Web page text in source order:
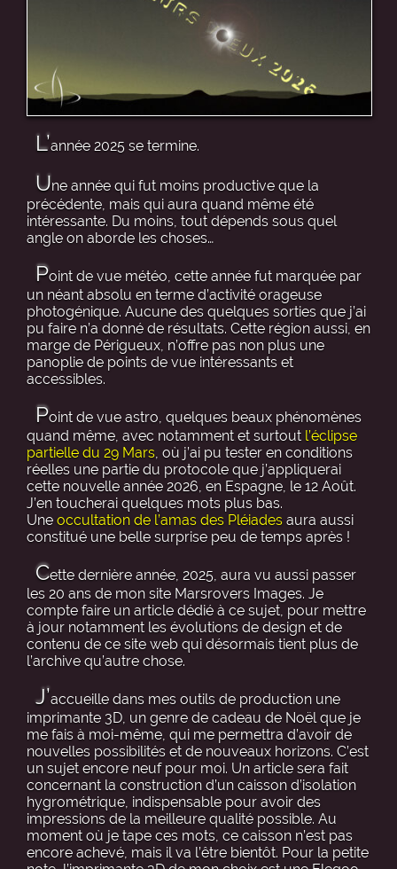
L’année 2025 se termine.
Une année qui fut moins productive que la
précédente, mais qui aura quand même été
intéressante. Du moins, tout dépends sous quel
angle on aborde les choses…
Point de vue météo, cette année fut marquée par
un néant absolu en terme d’activité orageuse
photogénique. Aucune des quelques sorties que j’ai
pu faire n’a donné de résultats. Cette région aussi, en
marge de Périgueux, n’offre pas non plus une
panoplie de points de vue intéressants et
accessibles.
Point de vue astro, quelques beaux phénomènes
quand même, avec notamment et surtout l’éclipse
partielle du 29 Mars, où j’ai pu tester en conditions
réelles une partie du protocole que j’appliquerai
cette nouvelle année 2026, en Espagne, le 12 Août.
J’en toucherai quelques mots plus bas.
Une occultation de l’amas des Pléiades aura aussi
constitué une belle surprise peu de temps après !
Cette dernière année, 2025, aura vu aussi passer
les 20 ans de mon site Marsrovers Images. Je
compte faire un article dédié à ce sujet, pour mettre
à jour notamment les évolutions de design et de
contenu de ce site web qui désormais tient plus de
l’archive qu’autre chose.
J’accueille dans mes outils de production une
imprimante 3D, un genre de cadeau de Noël que je
me fais à moi-même, qui me permettra d’avoir de
nouvelles possibilités et de nouveaux horizons. C’est
un sujet encore neuf pour moi. Un article sera fait
concernant la construction d’un caisson d’isolation
hygrométrique, indispensable pour avoir des
impressions de la meilleure qualité possible. Au
moment où je tape ces mots, ce caisson n’est pas
encore achevé, mais il va l’être bientôt. Pour la petite